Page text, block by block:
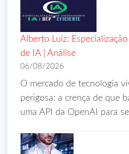
Alberto Luiz:
de IA | Análise
06/08/2026
O mercado de tecnologia
perigosa: a crença de que
uma API da OpenAI para